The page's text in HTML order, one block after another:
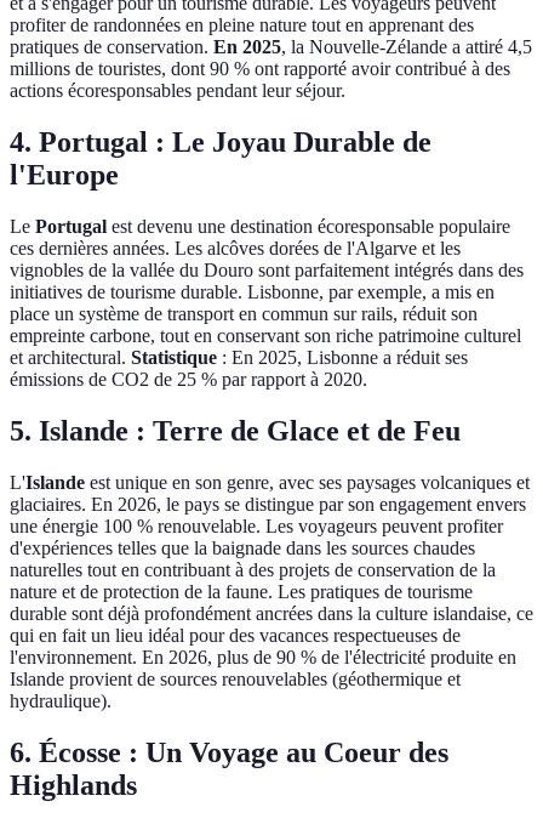
profiter de randonnées en pleine nature tout en apprenant des
pratiques de conservation. En 2025, la Nouvelle-Zélande a attiré 4,5
millions de touristes, dont 90 % ont rapporté avoir contribué à des
actions écoresponsables pendant leur séjour.
4. Portugal : Le Joyau Durable de
l'Europe
Le Portugal est devenu une destination écoresponsable populaire
ces dernières années. Les alcôves dorées de l'Algarve et les
vignobles de la vallée du Douro sont parfaitement intégrés dans des
initiatives de tourisme durable. Lisbonne, par exemple, a mis en
place un système de transport en commun sur rails, réduit son
empreinte carbone, tout en conservant son riche patrimoine culturel
et architectural. Statistique : En 2025, Lisbonne a réduit ses
émissions de CO2 de 25 % par rapport à 2020.
5. Islande : Terre de Glace et de Feu
L'Islande est unique en son genre, avec ses paysages volcaniques et
glaciaires. En 2026, le pays se distingue par son engagement envers
une énergie 100 % renouvelable. Les voyageurs peuvent profiter
d'expériences telles que la baignade dans les sources chaudes
naturelles tout en contribuant à des projets de conservation de la
nature et de protection de la faune. Les pratiques de tourisme
durable sont déjà profondément ancrées dans la culture islandaise, ce
qui en fait un lieu idéal pour des vacances respectueuses de
l'environnement. En 2026, plus de 90 % de l'électricité produite en
Islande provient de sources renouvelables (géothermique et
hydraulique).
6. Écosse : Un Voyage au Coeur des
Highlands